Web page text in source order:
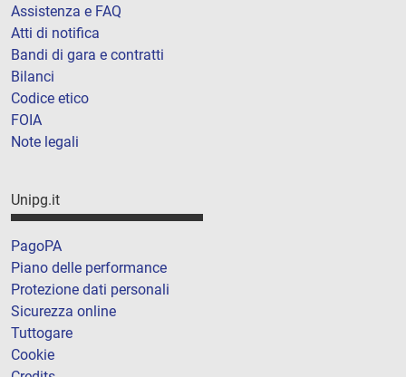
Assistenza e FAQ
Atti di notifica
Bandi di gara e contratti
Bilanci
Codice etico
FOIA
Note legali
Unipg.it
PagoPA
Piano delle performance
Protezione dati personali
Sicurezza online
Tuttogare
Cookie